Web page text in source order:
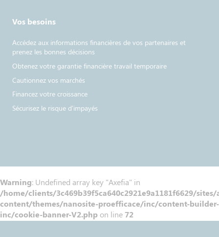
Vos besoins
Accédez aux informations financières de vos partenaires et
prenez les bonnes décisions
Obtenez votre garantie financière travail temporaire
Cautionnez vos marchés
Financez votre croissance
Sécurisez le risque d’impayés​
Warning: Undefined array key "Axefia" in
/home/clients/3c469b39f5ca640c2921e9a1181f6629/
content/themes/nanosite-proefficace/inc/content-builder-
inc/cookie-banner-V2.php on line 72